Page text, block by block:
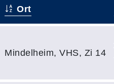
Ort
Mindelheim, VHS, Zi 14